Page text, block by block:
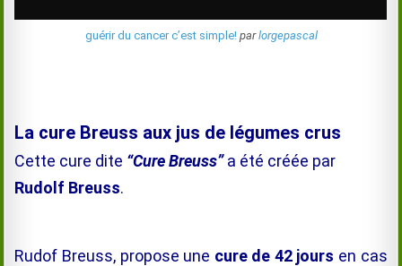
guérir du cancer c’est simple! parlorgepascal
La cure Breuss aux jus de légumes crus
Cette cure dite “Cure Breuss”a été créée par
Rudolf Breuss.
Rudof Breuss, propose une cure de 42 jours en cas